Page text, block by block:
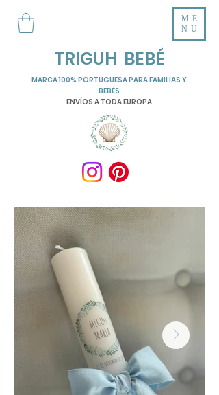
TRIGUH BEBÉ
ME
NU
MARCA 100% PORTUGUESA PARA FAMILIAS Y
BEBÉS
ENVÍOS A TODA EUROPA